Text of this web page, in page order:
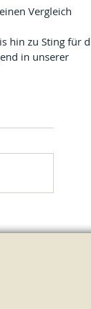
Vergleich
hin zu Sting für
in unserer